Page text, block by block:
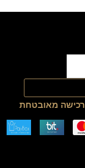
רכישה מאובטחת